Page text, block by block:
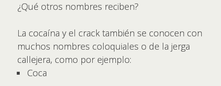
¿Qué otros nombres reciben?
La cocaína y el crack también se conocen con
muchos nombres coloquiales o de la jerga
callejera, como por ejemplo:
Coca